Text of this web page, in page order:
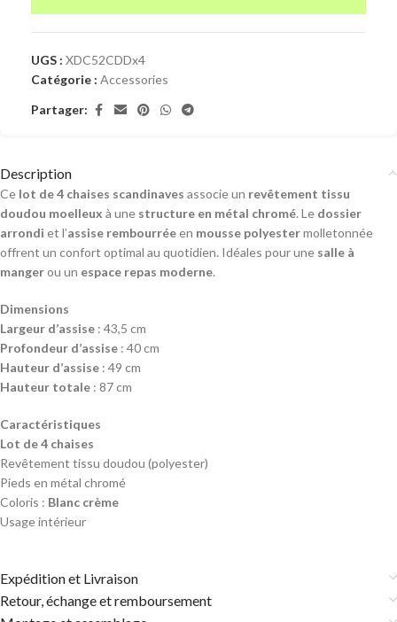
UGS : XDC52CDDx4
Catégorie : Accessories
Partager:
Description
Ce lot de 4 chaises scandinaves associe un revêtement tissu
doudou moelleux à une structure en métal chromé. Le dossier
arrondi et l’assise rembourréeen mousse polyestermolletonnée
offrent un confort optimal au quotidien. Idéales pour une salle à
mangerou un espace repas moderne.
Dimensions
Largeur d’assise : 43,5 cm
Profondeur d’assise : 40 cm
Hauteur d’assise : 49 cm
Hauteur totale : 87 cm
Caractéristiques
Lot de 4 chaises
Revêtement tissu doudou (polyester)
Pieds en métal chromé
Coloris : Blanc crème
Usage intérieur
Expédition et Livraison
Retour, échange et remboursement